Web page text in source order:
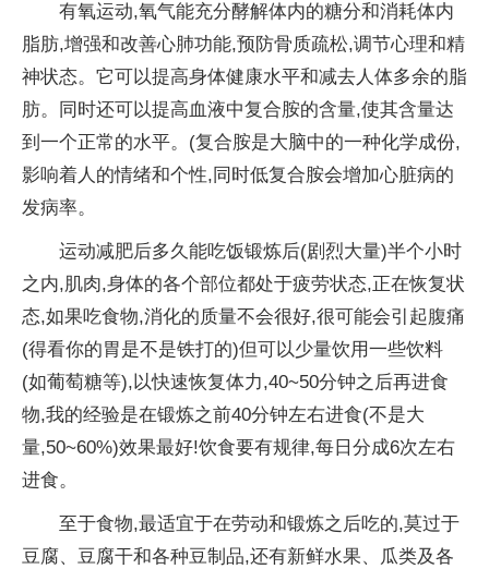
有氧运动,氧气能充分酵解体内的糖分和消耗体内
脂肪,增强和改善心肺功能,预防骨质疏松,调节心理和精
神状态。它可以提高身体健康水平和减去人体多余的脂
肪。同时还可以提高血液中复合胺的含量,使其含量达
到一个正常的水平。(复合胺是大脑中的一种化学成份,
影响着人的情绪和个性,同时低复合胺会增加心脏病的
发病率。
运动减肥后多久能吃饭锻炼后(剧烈大量)半个小时
之内,肌肉,身体的各个部位都处于疲劳状态,正在恢复状
态,如果吃食物,消化的质量不会很好,很可能会引起腹痛
(得看你的胃是不是铁打的)但可以少量饮用一些饮料
(如葡萄糖等),以快速恢复体力,40~50分钟之后再进食
物,我的经验是在锻炼之前40分钟左右进食(不是大
量,50~60%)效果最好!饮食要有规律,每日分成6次左右
进食。
至于食物,最适宜于在劳动和锻炼之后吃的,莫过于
豆腐、豆腐干和各种豆制品,还有新鲜水果、瓜类及各